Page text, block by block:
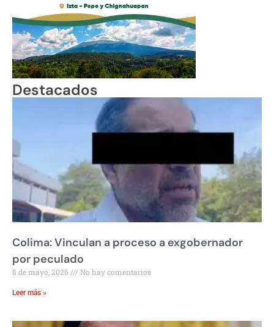
Destacados
Colima: Vinculan a proceso a exgobernador
por peculado
8 de mayo, 2026 No hay comentarios
Leer más »